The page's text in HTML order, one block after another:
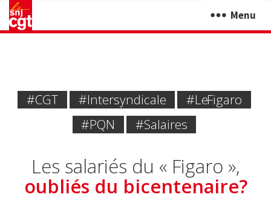
Menu
#CGT #intersyndicale
#Le Figaro
#PQN
#Salaires
Les salariés du « Figaro »,
oubliés du bicentenaire?